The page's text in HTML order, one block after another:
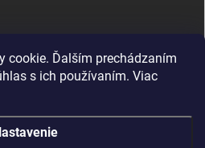
cookie. Ďalším prechádzaním
s ich používaním. Viac